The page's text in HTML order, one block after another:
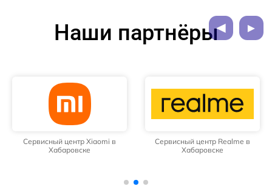
Наши партнёры
Сервисный центр Xiaomi в
Хабаровске
Сервисный центр Realme в
Хабаровске